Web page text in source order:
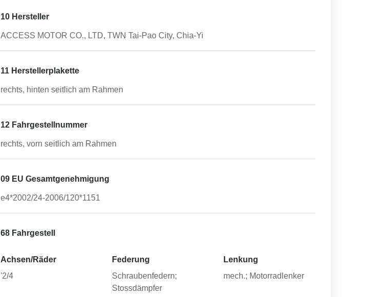
10 Hersteller
ACCESS MOTOR CO., LTD, TWN Tai-Pao City, Chia-Yi
11 Herstellerplakette
rechts, hinten seitlich am Rahmen
12 Fahrgestellnummer
rechts, vorn seitlich am Rahmen
09 EU Gesamtgenehmigung
e4*2002/24-2006/120*1151
68 Fahrgestell
Achsen/Räder
'2/4
Federung
Schraubenfedern;
Stossdämpfer
Lenkung
mech.; Motorradlenker